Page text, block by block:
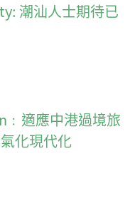
潮汕人士期待已
適應中港過境旅
化現代化